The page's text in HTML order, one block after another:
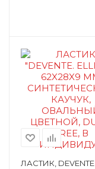
ЛАСТИК, DEVENTE